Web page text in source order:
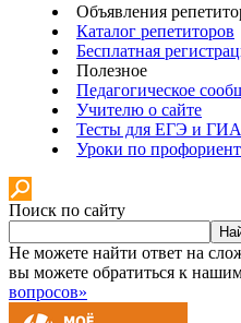
Объявления
Каталог репетиторов
Бесплатная
Полезное
Педагогическое
Учителю о сайте
Тесты для ЕГЭ и ГИА
Уроки по
Поиск по сайту
Не можете найти ответ на
вы можете обратиться к
вопросов»